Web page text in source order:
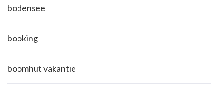
bodensee
booking
boomhut vakantie